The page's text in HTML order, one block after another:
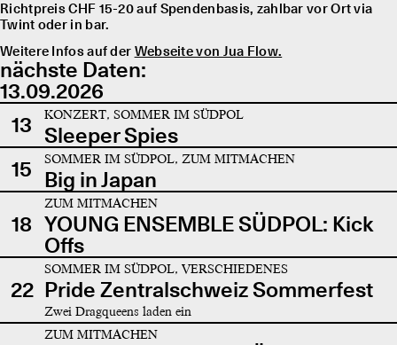
Richtpreis CHF 15-20 auf Spendenbasis, zahlbar vor Ort via
Twint oder in bar.
Weitere Infos auf der Webseite von Jua Flow.
nächste Daten:
13.09.2026
13
KONZERT, SOMMER IM SÜDPOL
Sleeper Spies
15
SOMMER IM SÜDPOL, ZUM MITMACHEN
Big in Japan
18
ZUM MITMACHEN
YOUNG ENSEMBLE SÜDPOL: Kick
Offs
22
SOMMER IM SÜDPOL, VERSCHIEDENES
Pride Zentralschweiz Sommerfest
Zwei Dragqueens laden ein
ZUM MITMACHEN